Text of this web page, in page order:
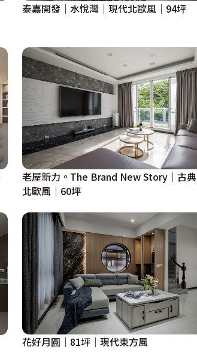
泰嘉開發｜水悅灣｜現代北歐風｜94坪
老屋新力。The Brand New Story│古典
北歐風│60坪
花好月圓｜81坪｜現代東方風